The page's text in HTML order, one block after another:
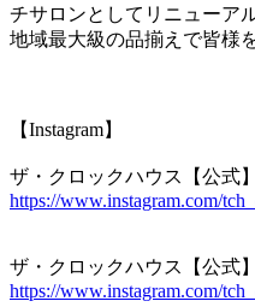
チサロンとしてリニューア
地域最大級の品揃えで皆様
【Instagram】
ザ・クロックハウス【公式
https://www.instagram.com/
ザ・クロックハウス【公式
https://www.instagram.com/